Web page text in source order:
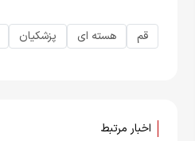
قم هسته ای پزشکیان
اخبار مرتبط